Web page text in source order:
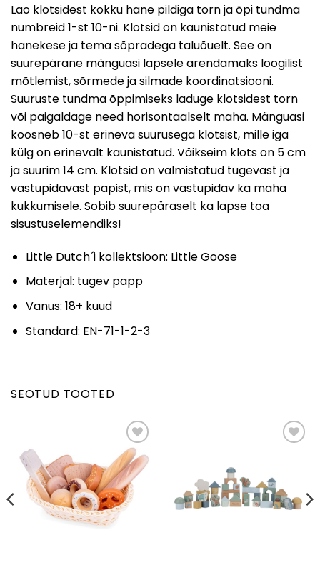
Lao klotsidest kokku hane pildiga torn ja õpi tundma
numbreid 1-st 10-ni. Klotsid on kaunistatud meie
hanekese ja tema sõpradega taluõuelt. See on
suurepärane mänguasi lapsele arendamaks loogilist
mõtlemist, sõrmede ja silmade koordinatsiooni.
Suuruste tundma õppimiseks laduge klotsidest torn
või paigaldage need horisontaalselt maha. Mänguasi
koosneb 10-st erineva suurusega klotsist, mille iga
külg on erinevalt kaunistatud. Väikseim klots on 5 cm
ja suurim 14 cm. Klotsid on valmistatud tugevast ja
vastupidavast papist, mis on vastupidav ka maha
kukkumisele. Sobib suurepäraselt ka lapse toa
sisustuselemendiks!
Little Dutch´i kollektsioon: Little Goose
Materjal: tugev papp
Vanus: 18+ kuud
Standard: EN-71-1-2-3
SEOTUD TOOTED
Lisa
soovinimekirja